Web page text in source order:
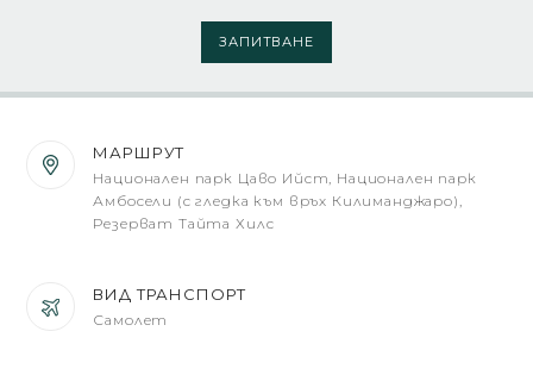
ЗАПИТВАНЕ
МАРШРУТ
Национален парк Цаво Ийст, Национален парк
Амбосели (с гледка към връх Килиманджаро),
Резерват Тайта Хилс
ВИД ТРАНСПОРТ
Самолет